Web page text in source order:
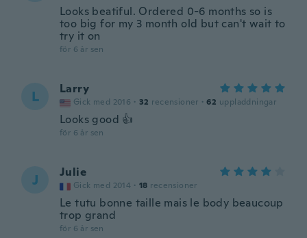
Looks beatiful. Ordered 0-6 months so is
too big for my 3 month old but can't wait to
try it on
för 6 år sen
L Larry
Gick med 2016 · 32 recensioner · 62 uppladdningar
Looks good 👍
för 6 år sen
J Julie
Gick med 2014 · 18 recensioner
Le tutu bonne taille mais le body beaucoup
trop grand
för 6 år sen